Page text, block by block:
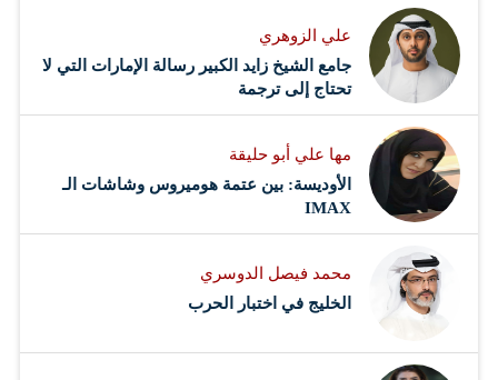
علي الزوهري
جامع الشيخ زايد الكبير رسالة الإمارات التي لا
تحتاج إلى ترجمة
مها علي أبو حليقة
الأوديسة: بين عتمة هوميروس وشاشات الـ
IMAX
محمد فيصل الدوسري ​
‏الخليج في اختبار الحرب